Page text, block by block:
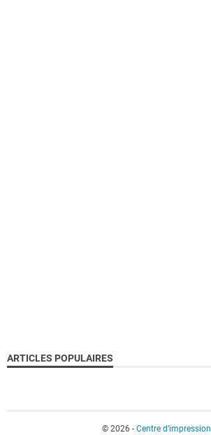
ARTICLES POPULAIRES
© 2026 - Centre d’impression